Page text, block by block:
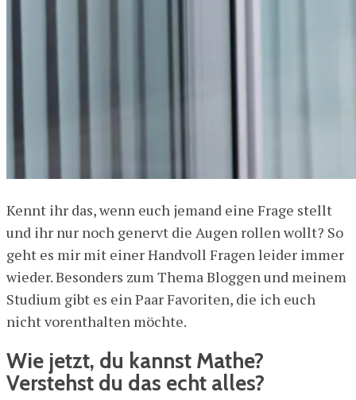
Kennt ihr das, wenn euch jemand eine Frage stellt
und ihr nur noch genervt die Augen rollen wollt? So
geht es mir mit einer Handvoll Fragen leider immer
wieder. Besonders zum Thema Bloggen und meinem
Studium gibt es ein Paar Favoriten, die ich euch
nicht vorenthalten möchte.
Wie jetzt, du kannst Mathe?
Verstehst du das echt alles?